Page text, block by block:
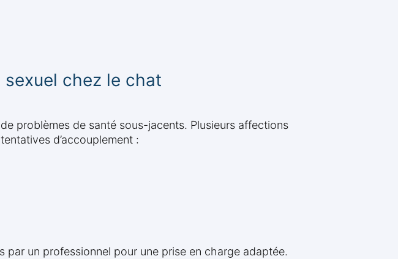
chez le chat
problèmes de santé sous-jacents. Plusieurs affections
d’accouplement :
un professionnel pour une prise en charge adaptée.